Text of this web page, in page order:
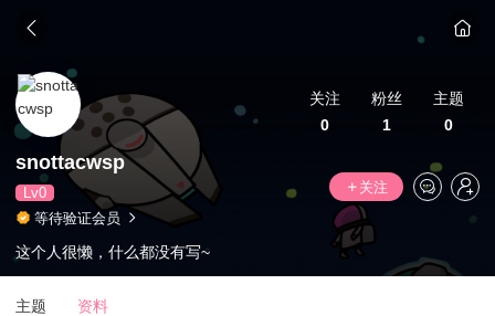
关注
0
粉丝
1
主题
0
snottacwsp
Lv0
关注
等待验证会员
这个人很懒，什么都没有写~
主题 资料